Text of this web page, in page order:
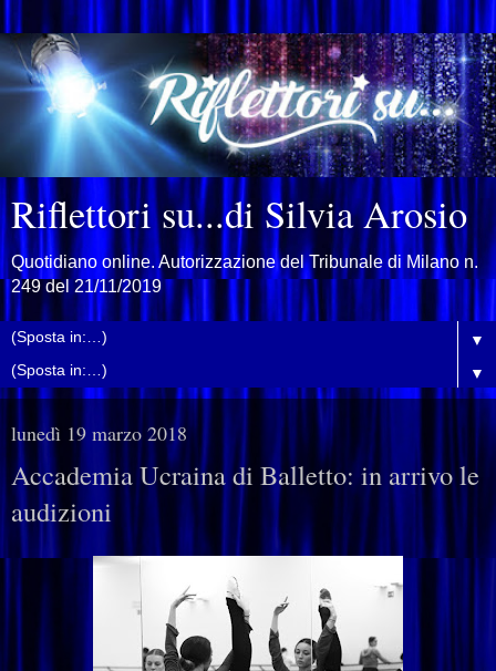
Riflettori su...di Silvia Arosio
Quotidiano online. Autorizzazione del Tribunale di Milano n.
249 del 21/11/2019
▼
▼
lunedì 19 marzo 2018
Accademia Ucraina di Balletto: in arrivo le
audizioni